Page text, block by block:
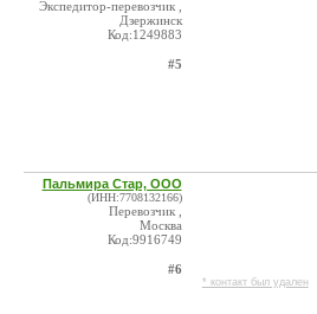
Экспедитор-перевозчик ,
Дзержинск
Код:1249883
#5
Пальмира Стар, ООО
(ИНН:7708132166)
Перевозчик ,
Москва
Код:9916749
#6
* контакт был удален